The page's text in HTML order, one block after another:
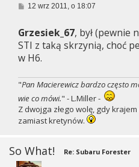
P
t
12 wrz 2011, o 18:07
Grzesiek_67, był (pewnie
STI z taką skrzynią, choć
w H6.
"Pan Macierewicz bardzo często
wie co mówi." - L.Miller -
Z dwojga złego wolę, gdy
zamiast kretynów.
So What! Re: Subaru Forester